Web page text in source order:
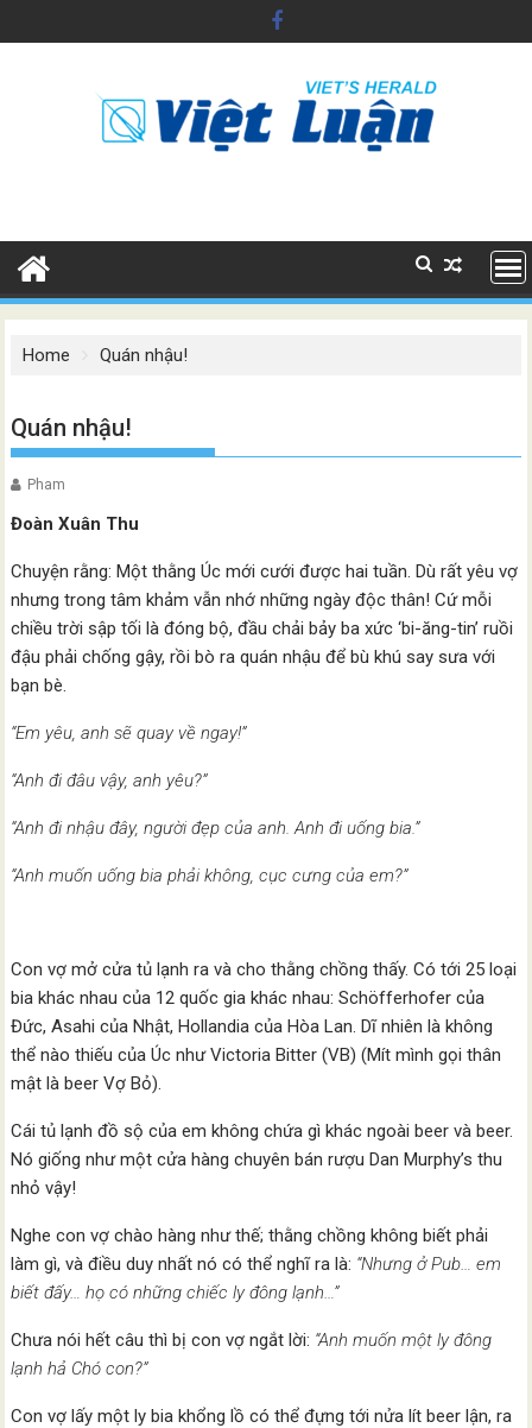
to
Home Quán nhậu!
Quán nhậu!
Pham
Đoàn Xuân Thu
Chuyện rằng: Một thằng Úc mới cưới được hai tuần. Dù rất yêu vợ
nhưng trong tâm khảm vẫn nhớ những ngày độc thân! Cứ mỗi
chiều trời sập tối là đóng bộ, đầu chải bảy ba xức ‘bi-ăng-tin’ ruồi
đậu phải chống gậy, rồi bò ra quán nhậu để bù khú say sưa với
bạn bè.
“Em yêu, anh sẽ quay về ngay!”
“Anh đi đâu vậy, anh yêu?”
“Anh đi nhậu đây, người đẹp của anh. Anh đi uống bia.”
“Anh muốn uống bia phải không, cục cưng của em?”
Con vợ mở cửa tủ lạnh ra và cho thằng chồng thấy. Có tới 25 loại
bia khác nhau của 12 quốc gia khác nhau: Schöfferhofer của
Đức, Asahi của Nhật, Hollandia của Hòa Lan. Dĩ nhiên là không
thể nào thiếu của Úc như Victoria Bitter (VB) (Mít mình gọi thân
mật là beer Vợ Bỏ).
Cái tủ lạnh đồ sộ của em không chứa gì khác ngoài beer và beer.
Nó giống như một cửa hàng chuyên bán rượu Dan Murphy’s thu
nhỏ vậy!
Nghe con vợ chào hàng như thế; thằng chồng không biết phải
làm gì, và điều duy nhất nó có thể nghĩ ra là: “Nhưng ở Pub… em
biết đấy… họ có những chiếc ly đông lạnh…”
Chưa nói hết câu thì bị con vợ ngắt lời: “Anh muốn một ly đông
lạnh hả Chó con?”
Con vợ lấy một ly bia khổng lồ có thể đựng tới nửa lít beer lận, ra